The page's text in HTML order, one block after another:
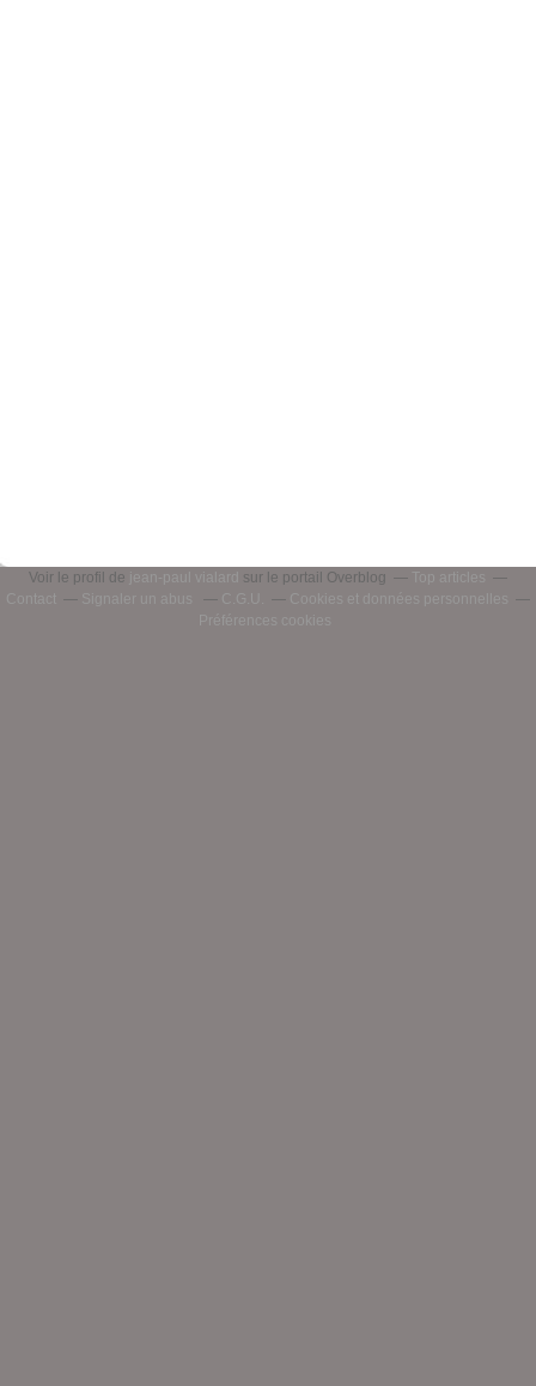
Voir le profil de jean-paul vialard sur le portail Overblog
Top articles
Contact
Signaler un abus C.G.U.
Cookies et données personnelles
Préférences cookies